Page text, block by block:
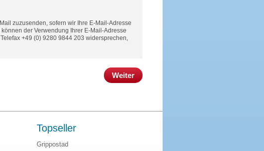
zuzusenden, sofern wir Ihre E-Mail-Adresse
der Verwendung Ihrer E-Mail-Adresse
+49 (0) 9280 9844 203 widersprechen,
Weiter
Topseller
Grippostad